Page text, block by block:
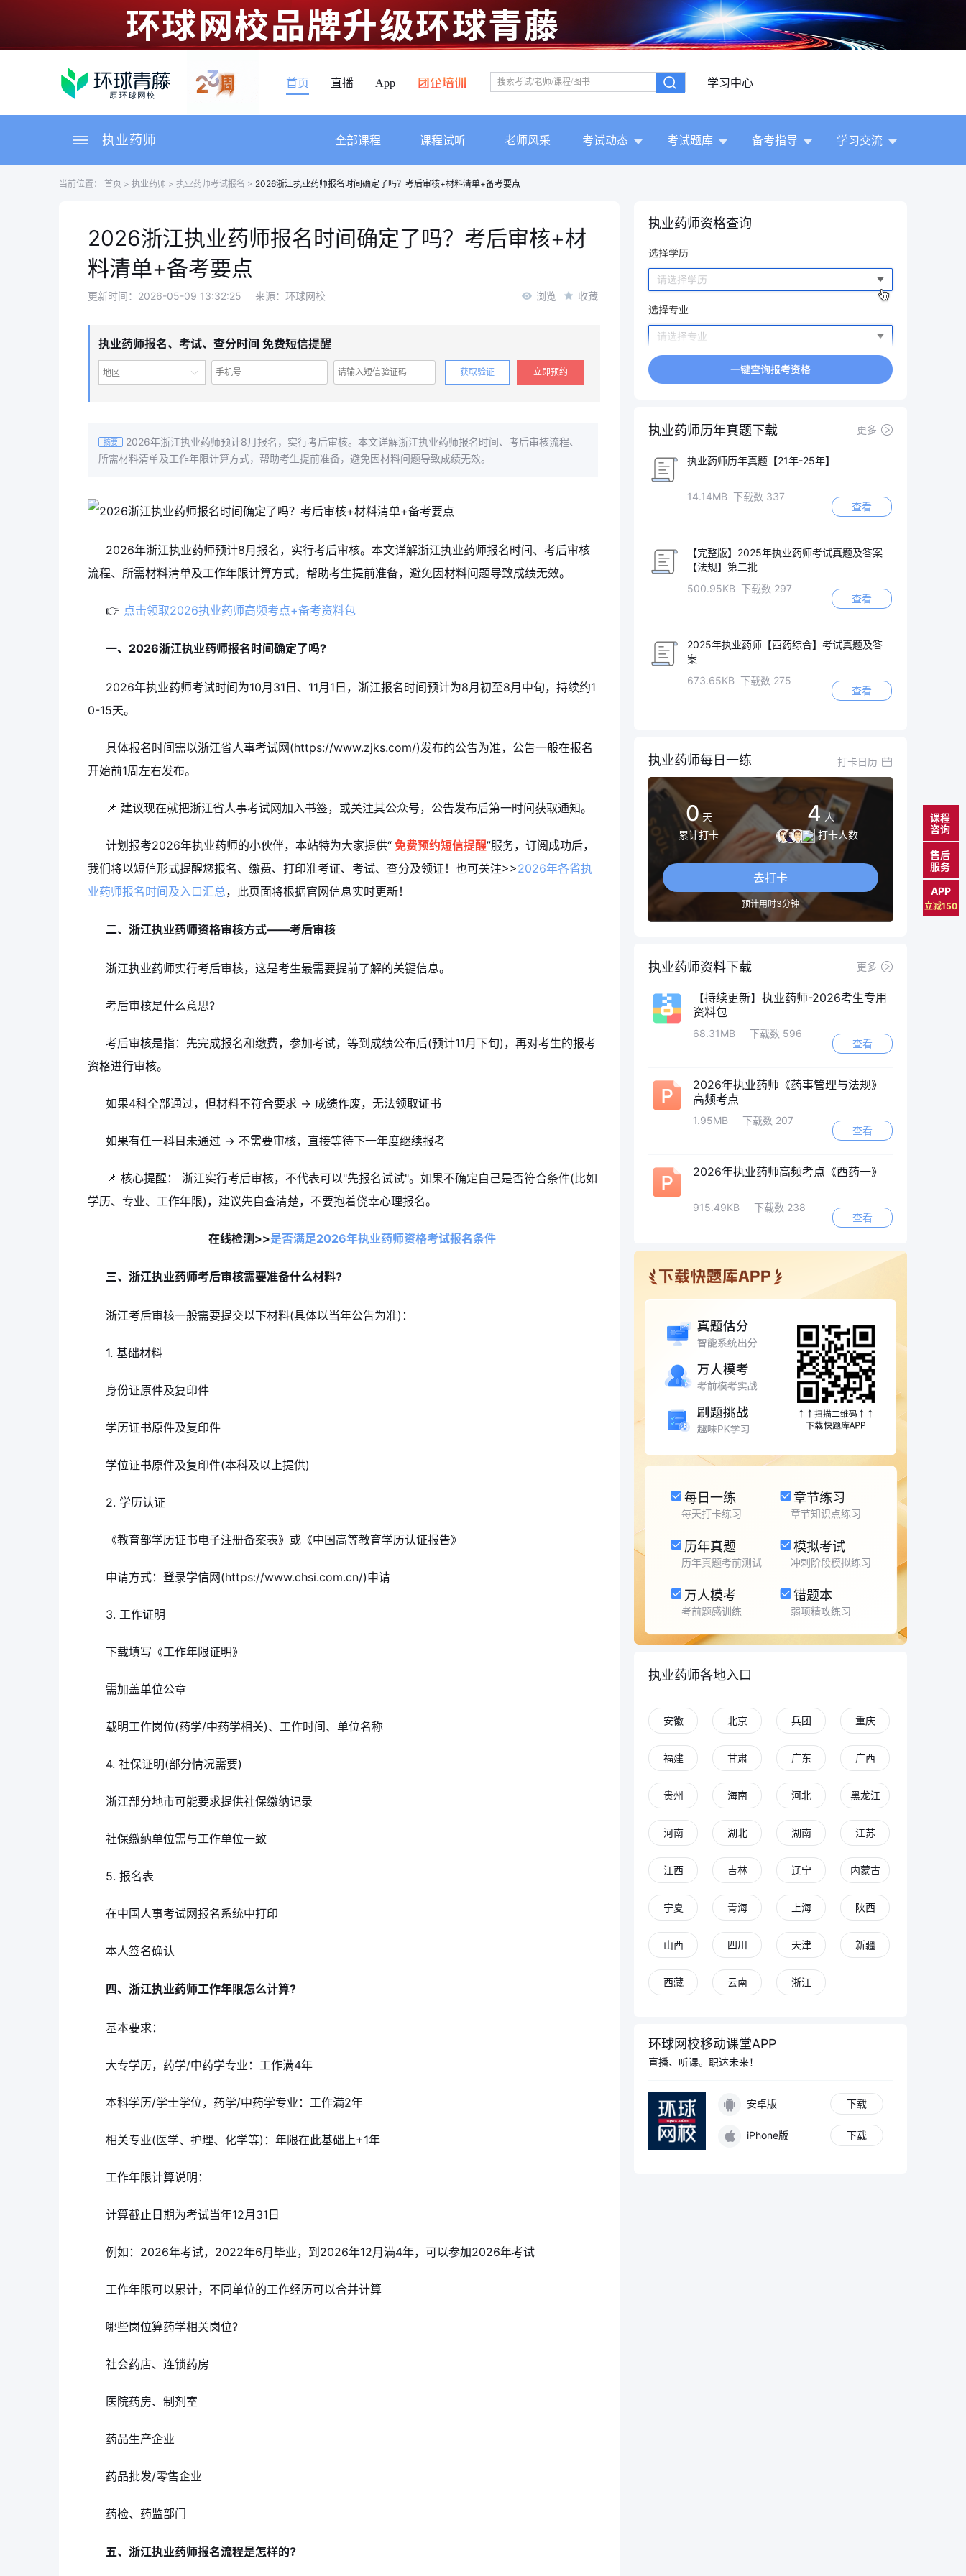
首页 直播 App 学习中心
执业药师 全部课程 课程试听 老师风采 考试动态 考试题库 备考指导 学习交流
当前位置： 首页 > 执业药师 > 执业药师考试报名 > 2026浙江执业药师报名时间确定了吗？考后审核+材料清单+备考要点
2026浙江执业药师报名时间确定了吗？考后审核+材
料清单+备考要点
更新时间：2026-05-09 13:32:25 来源：环球网校 浏览 收藏
执业药师报名、考试、查分时间 免费短信提醒
地区 获取验证 立即预约
摘要
2026年浙江执业药师预计8月报名，实行考后审核。本文详解浙江执业药师报名时间、考后审核流程、
所需材料清单及工作年限计算方式，帮助考生提前准备，避免因材料问题导致成绩无效。
2026年浙江执业药师预计8月报名，实行考后审核。本文详解浙江执业药师报名时间、考后审核
流程、所需材料清单及工作年限计算方式，帮助考生提前准备，避免因材料问题导致成绩无效。
👉 点击领取2026执业药师高频考点+备考资料包
一、2026浙江执业药师报名时间确定了吗?
2026年执业药师考试时间为10月31日、11月1日，浙江报名时间预计为8月初至8月中旬，持续约1
0-15天。
具体报名时间需以浙江省人事考试网(https://www.zjks.com/)发布的公告为准，公告一般在报名
开始前1周左右发布。
📌 建议现在就把浙江省人事考试网加入书签，或关注其公众号，公告发布后第一时间获取通知。
计划报考2026年执业药师的小伙伴，本站特为大家提供“ 免费预约短信提醒”服务，订阅成功后，
我们将以短信形式提醒您报名、缴费、打印准考证、考试、查分及领证！也可关注>>2026年各省执
业药师报名时间及入口汇总，此页面将根据官网信息实时更新！
二、浙江执业药师资格审核方式——考后审核
浙江执业药师实行考后审核，这是考生最需要提前了解的关键信息。
考后审核是什么意思?
考后审核是指：先完成报名和缴费，参加考试，等到成绩公布后(预计11月下旬)，再对考生的报考
资格进行审核。
如果4科全部通过，但材料不符合要求 → 成绩作废，无法领取证书
如果有任一科目未通过 → 不需要审核，直接等待下一年度继续报考
📌 核心提醒： 浙江实行考后审核，不代表可以"先报名试试"。如果不确定自己是否符合条件(比如
学历、专业、工作年限)，建议先自查清楚，不要抱着侥幸心理报名。
在线检测>>是否满足2026年执业药师资格考试报名条件
三、浙江执业药师考后审核需要准备什么材料?
浙江考后审核一般需要提交以下材料(具体以当年公告为准)：
1. 基础材料
身份证原件及复印件
学历证书原件及复印件
学位证书原件及复印件(本科及以上提供)
2. 学历认证
《教育部学历证书电子注册备案表》或《中国高等教育学历认证报告》
申请方式：登录学信网(https://www.chsi.com.cn/)申请
3. 工作证明
下载填写《工作年限证明》
需加盖单位公章
载明工作岗位(药学/中药学相关)、工作时间、单位名称
4. 社保证明(部分情况需要)
浙江部分地市可能要求提供社保缴纳记录
社保缴纳单位需与工作单位一致
5. 报名表
在中国人事考试网报名系统中打印
本人签名确认
四、浙江执业药师工作年限怎么计算?
基本要求：
大专学历，药学/中药学专业：工作满4年
本科学历/学士学位，药学/中药学专业：工作满2年
相关专业(医学、护理、化学等)：年限在此基础上+1年
工作年限计算说明：
计算截止日期为考试当年12月31日
例如：2026年考试，2022年6月毕业，到2026年12月满4年，可以参加2026年考试
工作年限可以累计，不同单位的工作经历可以合并计算
哪些岗位算药学相关岗位?
社会药店、连锁药房
医院药房、制剂室
药品生产企业
药品批发/零售企业
药检、药监部门
五、浙江执业药师报名流程是怎样的?
执业药师资格查询
执业药师历年真题下载 更多
执业药师历年真题【21年-25年】
14.14MB 下载数 337
查看
【完整版】2025年执业药师考试真题及答案
【法规】第二批
500.95KB 下载数 297
查看
2025年执业药师【西药综合】考试真题及答
案
673.65KB 下载数 275
查看
执业药师每日一练 打卡日历
0 天
累计打卡
4 人
打卡人数
去打卡
预计用时3分钟
执业药师资料下载 更多
【持续更新】执业药师-2026考生专用
资料包
68.31MB
下载数 596
查看
2026年执业药师《药事管理与法规》
高频考点
1.95MB
下载数 207
查看
2026年执业药师高频考点《西药一》
915.49KB
下载数 238
查看
每日一练
每天打卡练习
章节练习
章节知识点练习
历年真题
历年真题考前测试
模拟考试
冲刺阶段模拟练习
万人模考
考前题感训练
错题本
弱项精攻练习
执业药师各地入口
安徽 北京 兵团 重庆
福建 甘肃 广东 广西
贵州 海南 河北 黑龙江
河南 湖北 湖南 江苏
江西 吉林 辽宁 内蒙古
宁夏 青海 上海 陕西
山西 四川 天津 新疆
西藏 云南 浙江
环球网校移动课堂APP
直播、听课。职达未来！
安卓版 下载
iPhone版 下载
课程
咨询
售后
服务
APP
立减150